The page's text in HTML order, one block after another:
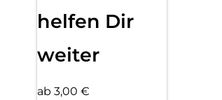
helfen Dir
weiter
ab 3,00 €